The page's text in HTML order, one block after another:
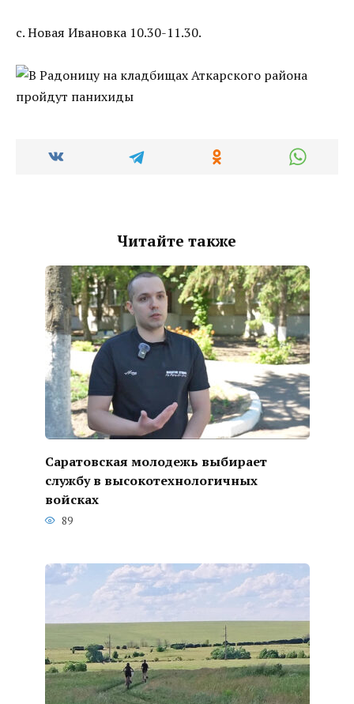
с. Новая Ивановка 10.30-11.30.
Читайте также
Саратовская молодежь выбирает
службу в высокотехнологичных
войсках
89